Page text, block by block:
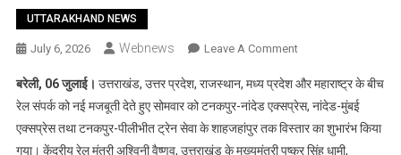
UTTARAKHAND NEWS
July 6, 2026 Webnews Leave A CommentOn
नांदेड
एक्सप्रेस
समेत
तीन
बरेली, 06 जुलाई। उत्तराखंड, उत्तर प्रदेश, राजस्थान, मध्य प्रदेश और महाराष्ट्र के बीच
रेल संपर्क को नई मजबूती देते हुए सोमवार को टनकपुर-नांदेड एक्सप्रेस, नांदेड-मुंबई
एक्सप्रेस तथा टनकपुर-पीलीभीत ट्रेन सेवा के शाहजहांपुर तक विस्तार का शुभारंभ किया
गया। केंद्रीय रेल मंत्री अश्विनी वैष्णव, उत्तराखंड के मुख्यमंत्री पुष्कर सिंह धामी,